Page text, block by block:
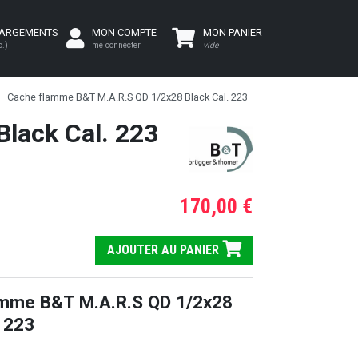
MON COMPTE
me connecter
MON PANIER
vide
Cache flamme B&T M.A.R.S QD 1/2x28 Black Cal. 223
Cal. 223
170,00 €
AJOUTER AU PANIER
B&T M.A.R.S QD 1/2x28